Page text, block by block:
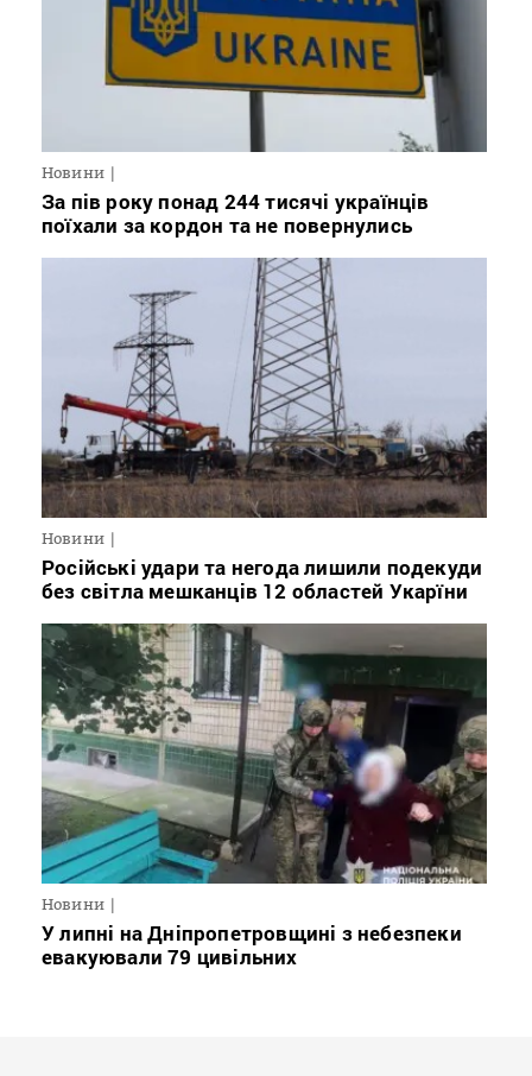
Новини
За пів року понад 244 тисячі українців
поїхали за кордон та не повернулись
Новини
Російські удари та негода лишили подекуди
без світла мешканців 12 областей Укарїни
Новини
У липні на Дніпропетровщині з небезпеки
евакуювали 79 цивільних